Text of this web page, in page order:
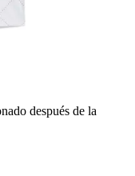
después de la